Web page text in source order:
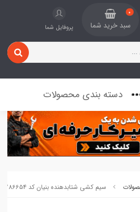
0
سبد خرید شما پروفایل شما
دسته بندی محصولات
سیم کشی شتابدهنده بنیان کد 0286654